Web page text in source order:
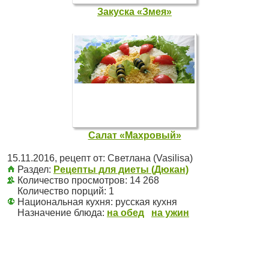
Закуска «Змея»
Салат «Махровый»
15.11.2016, рецепт от: Светлана (Vasilisa)
Раздел: Рецепты для диеты (Дюкан)
Количество просмотров: 14 268
Количество порций: 1
Национальная кухня: русская кухня
Назначение блюда: на обед на ужин